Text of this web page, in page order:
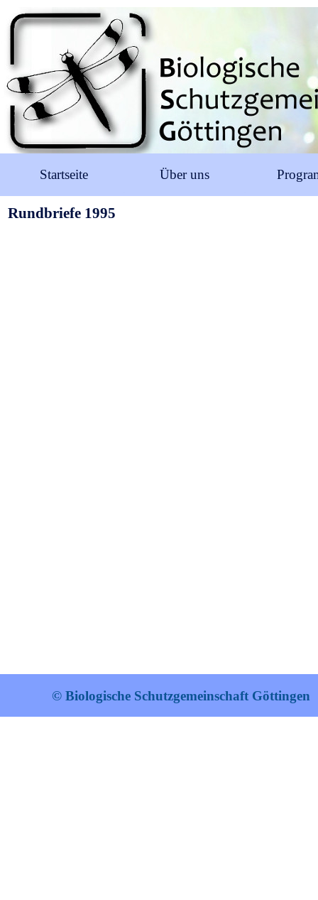
Startseite Über uns
Rundbriefe 1995
© Biologische Schutzgemeinschaft Göttingen